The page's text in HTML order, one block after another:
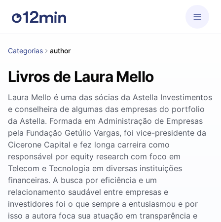
Categorias author
Livros de Laura Mello
Laura Mello é uma das sócias da Astella Investimentos
e conselheira de algumas das empresas do portfolio
da Astella. Formada em Administração de Empresas
pela Fundação Getúlio Vargas, foi vice-presidente da
Cicerone Capital e fez longa carreira como
responsável por equity research com foco em
Telecom e Tecnologia em diversas instituições
financeiras. A busca por eficiência e um
relacionamento saudável entre empresas e
investidores foi o que sempre a entusiasmou e por
isso a autora foca sua atuação em transparência e